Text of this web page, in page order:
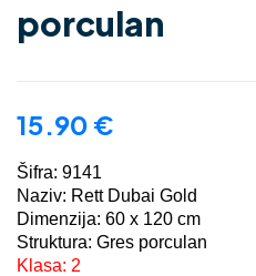
porculan
15.90 €
Šifra: 9141
Naziv: Rett Dubai Gold
Dimenzija: 60 x 120 cm
Struktura: Gres porculan
Klasa: 2